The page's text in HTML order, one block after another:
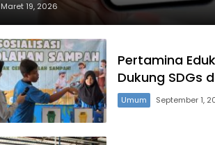
Maret 19, 2026
Pertamina
Dukung SDGs
Umum September 1,